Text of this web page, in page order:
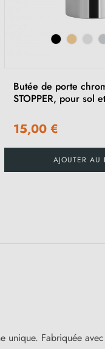
Butée de porte
STOPPER, pour sol
15,00 €
AJOUTER AU
unique. Fabriquée